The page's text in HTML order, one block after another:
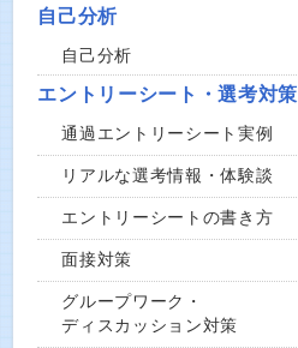
自己分析
自己分析
エントリーシート・選考対策
通過エントリーシート実例
リアルな選考情報・体験談
エントリーシートの書き方
面接対策
グループワーク・
ディスカッション対策